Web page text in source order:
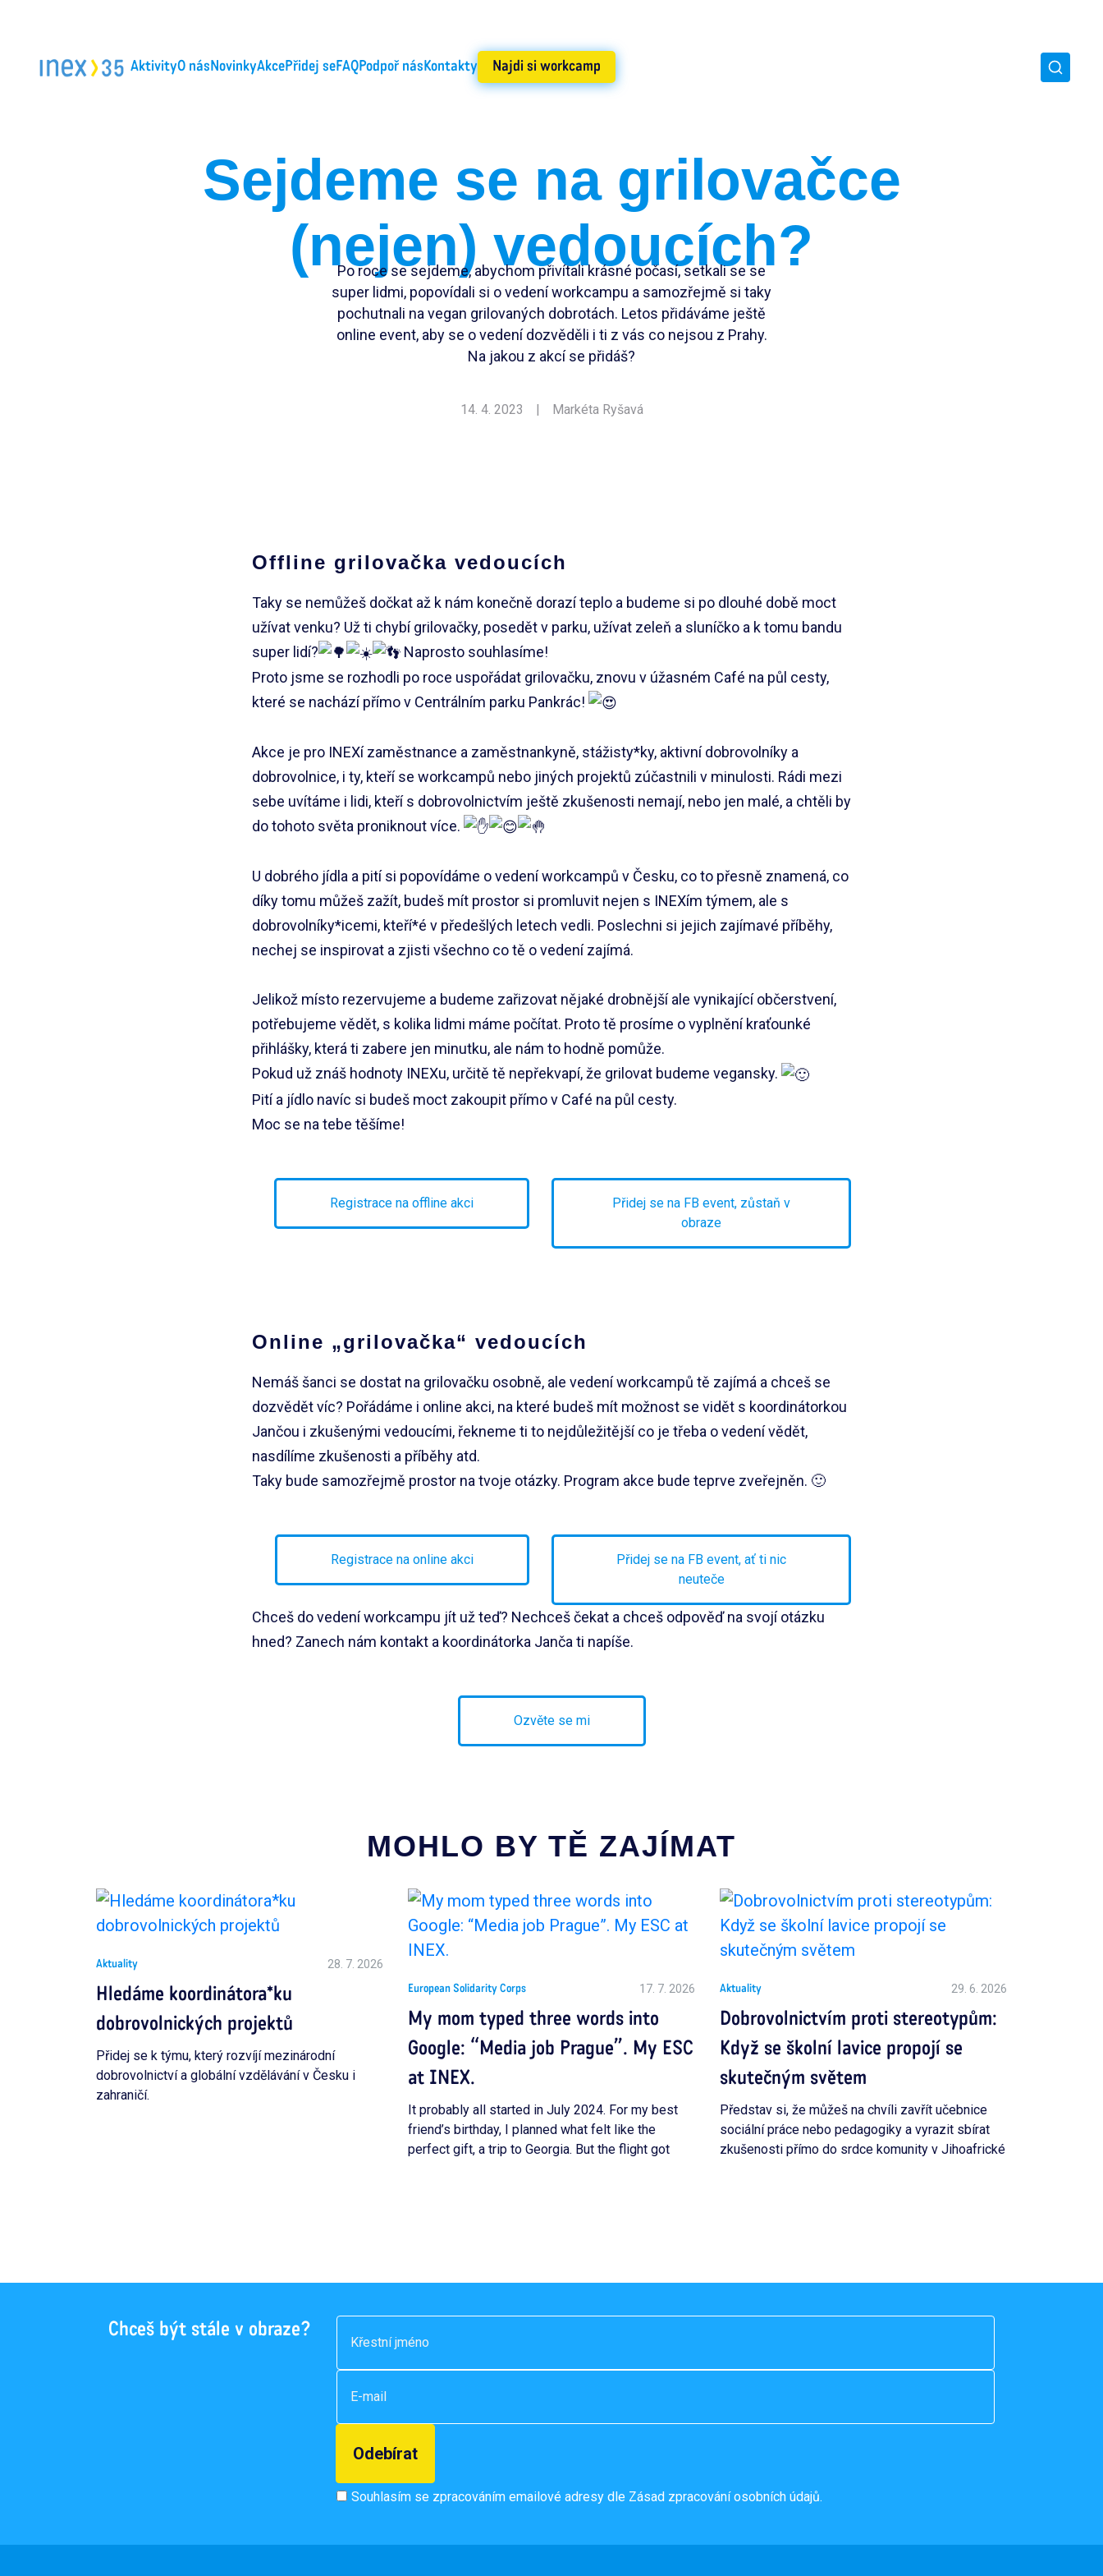
AktivityO nás NovinkyAkcePřidej seFAQPodpoř násKontakty Najdi si workcamp
Sejdeme se na grilovačce
(nejen) vedoucích?
Po roce se sejdeme, abychom přivítali krásné počasí, setkali se se
super lidmi, popovídali si o vedení workcampu a samozřejmě si taky
pochutnali na vegan grilovaných dobrotách. Letos přidáváme ještě
online event, aby se o vedení dozvěděli i ti z vás co nejsou z Prahy.
Na jakou z akcí se přidáš?
14. 4. 2023 | Markéta Ryšavá
Offline grilovačka vedoucích
Taky se nemůžeš dočkat až k nám konečně dorazí teplo a budeme si po dlouhé době moct
užívat venku? Už ti chybí grilovačky, posedět v parku, užívat zeleň a sluníčko a k tomu bandu
super lidí?
Naprosto souhlasíme!
Proto jsme se rozhodli po roce uspořádat grilovačku, znovu v úžasném Café na půl cesty,
které se nachází přímo v Centrálním parku Pankrác!
Akce je pro INEXí zaměstnance a zaměstnankyně, stážisty*ky, aktivní dobrovolníky a
dobrovolnice, i ty, kteří se workcampů nebo jiných projektů zúčastnili v minulosti. Rádi mezi
sebe uvítáme i lidi, kteří s dobrovolnictvím ještě zkušenosti nemají, nebo jen malé, a chtěli by
do tohoto světa proniknout více.
U dobrého jídla a pití si popovídáme o vedení workcampů v Česku, co to přesně znamená, co
díky tomu můžeš zažít, budeš mít prostor si promluvit nejen s INEXím týmem, ale s
dobrovolníky*icemi, kteří*é v předešlých letech vedli. Poslechni si jejich zajímavé příběhy,
nechej se inspirovat a zjisti všechno co tě o vedení zajímá.
Jelikož místo rezervujeme a budeme zařizovat nějaké drobnější ale vynikající občerstvení,
potřebujeme vědět, s kolika lidmi máme počítat. Proto tě prosíme o vyplnění kraťounké
přihlášky, která ti zabere jen minutku, ale nám to hodně pomůže.
Pokud už znáš hodnoty INEXu, určitě tě nepřekvapí, že grilovat budeme vegansky.
Pití a jídlo navíc si budeš moct zakoupit přímo v Café na půl cesty.
Moc se na tebe těšíme!
Registrace na offline akci
Přidej se na FB event, zůstaň v
obraze
Online „grilovačka“ vedoucích
Nemáš šanci se dostat na grilovačku osobně, ale vedení workcampů tě zajímá a chceš se
dozvědět víc? Pořádáme i online akci, na které budeš mít možnost se vidět s koordinátorkou
Jančou i zkušenými vedoucími, řekneme ti to nejdůležitější co je třeba o vedení vědět,
nasdílíme zkušenosti a příběhy atd.
Taky bude samozřejmě prostor na tvoje otázky. Program akce bude teprve zveřejněn. 🙂
Registrace na online akci
Přidej se na FB event, ať ti nic
neuteče
Chceš do vedení workcampu jít už teď? Nechceš čekat a chceš odpověď na svojí otázku
hned? Zanech nám kontakt a koordinátorka Janča ti napíše.
Ozvěte se mi
MOHLO BY TĚ ZAJÍMAT
Aktuality 28. 7. 2026
Hledáme koordinátora*ku
dobrovolnických projektů
Přidej se k týmu, který rozvíjí mezinárodní
dobrovolnictví a globální vzdělávání v Česku i
zahraničí.
European Solidarity Corps 17. 7. 2026
My mom typed three words into
Google: “Media job Prague”. My ESC
at INEX.
It probably all started in July 2024. For my best
friend’s birthday, I planned what felt like the
perfect gift, a trip to Georgia. But the flight got
Aktuality 29. 6. 2026
Dobrovolnictvím proti stereotypům:
Když se školní lavice propojí se
skutečným světem
Představ si, že můžeš na chvíli zavřít učebnice
sociální práce nebo pedagogiky a vyrazit sbírat
zkušenosti přímo do srdce komunity v Jihoafrické
Chceš být stále v obraze?
Souhlasím se zpracováním emailové adresy dle Zásad zpracování osobních údajů.